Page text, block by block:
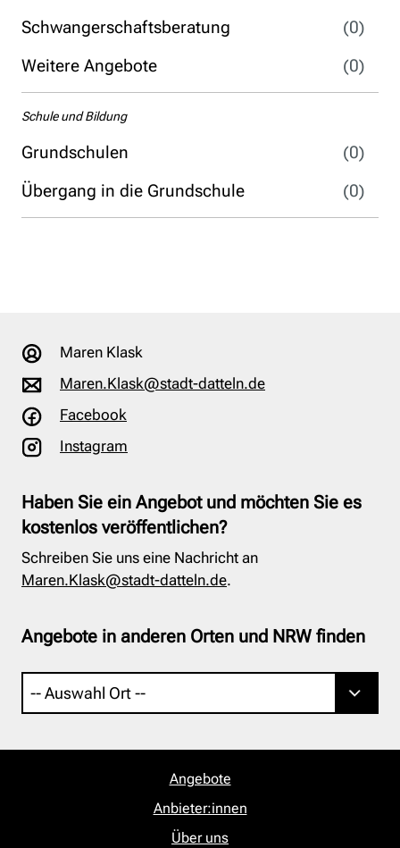
Schwangerschaftsberatung
(0)
Weitere Angebote
(0)
Schule und Bildung
Grundschulen
(0)
Übergang in die Grundschule
(0)
Maren Klask
Maren.Klask@stadt-datteln.de
Facebook
Instagram
Haben Sie ein Angebot und möchten Sie es
kostenlos veröffentlichen?
Schreiben Sie uns eine Nachricht an
Maren.Klask@stadt-datteln.de.
Angebote in anderen Orten und NRW finden
Angebote
Anbieter:innen
Über uns